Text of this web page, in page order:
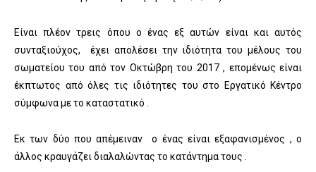
Είναι πλέον τρεις όπου ο ένας εξ αυτών είναι και αυτός
συνταξιούχος, έχει απολέσει την ιδιότητα του μέλους του
σωματείου του από τον Οκτώβρη του 2017 , επομένως είναι
έκπτωτος από όλες τις ιδιότητες του στο Εργατικό Κέντρο
σύμφωνα με το καταστατικό .
Εκ των δύο που απέμειναν ο ένας είναι εξαφανισμένος , ο
άλλος κραυγάζει διαλαλώντας το κατάντημα τους .